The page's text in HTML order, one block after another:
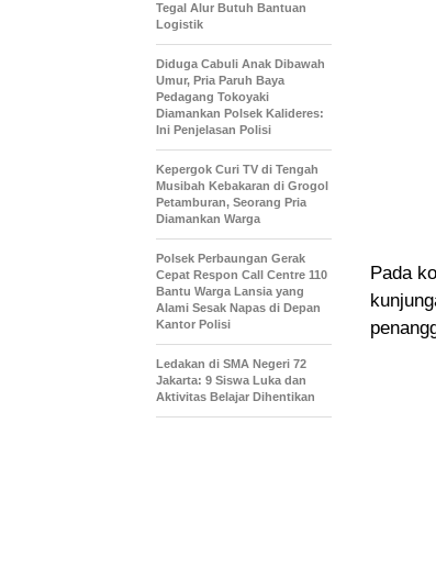
Pada
Tegal Alur Butuh Bantuan
Logistik
Diduga Cabuli Anak Dibawah
Umur, Pria Paruh Baya
Pedagang Tokoyaki
Diamankan Polsek Kalideres:
Ini Penjelasan Polisi
Kepergok Curi TV di Tengah
Musibah Kebakaran di Grogol
Petamburan, Seorang Pria
Diamankan Warga
Polsek Perbaungan Gerak
Cepat Respon Call Centre 110
Bantu Warga Lansia yang
Alami Sesak Napas di Depan
Kantor Polisi
Ledakan di SMA Negeri 72
Jakarta: 9 Siswa Luka dan
Aktivitas Belajar Dihentikan